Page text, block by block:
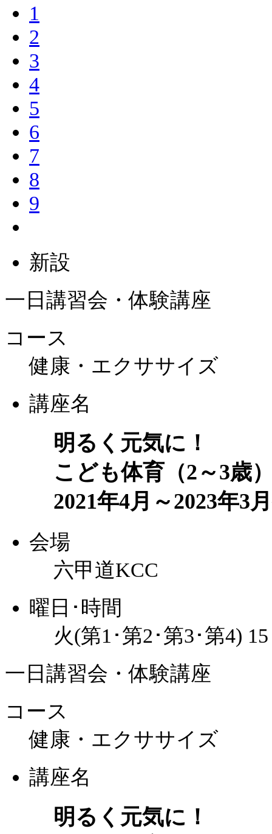
1
2
3
4
5
6
7
8
9
新設
一日講習会・体験講座
コース
健康・エクササイズ
講座名
明るく元気に！
こども体育（2～3歳
2021年4月～2023年3
会場
六甲道KCC
曜日･時間
火(第1･第2･第3･第4)
一日講習会・体験講座
コース
健康・エクササイズ
講座名
明るく元気に！